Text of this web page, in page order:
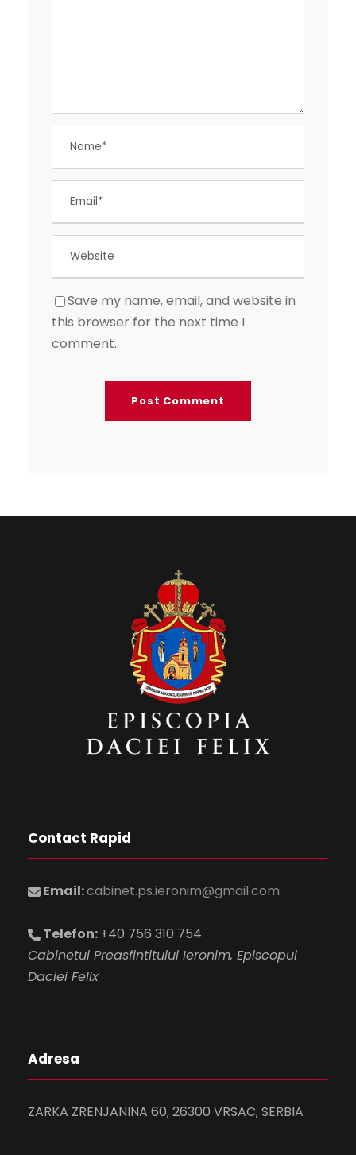
Save my name, email, and website in
this browser for the next time I
comment.
Contact Rapid
Email:cabinet.ps.ieronim@gmail.com
Telefon:+40 756 310 754
Cabinetul Preasfintitului Ieronim, Episcopul
Daciei Felix
Adresa
ZARKA ZRENJANINA 60, 26300 VRSAC, SERBIA